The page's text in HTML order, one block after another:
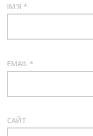
ІМ'Я *
EMAIL *
САЙТ